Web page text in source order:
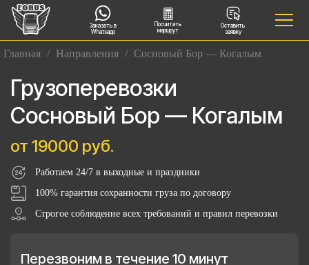
Заказать в
Whatsapp
Посчитать
маршрут
Оставить
заявку
Главная / Направления / Сосновый Бор — Когалым
Грузоперевозки
Сосновый Бор — Когалым
от 19000 руб.
Работаем 24/7 в выходные и праздники
100% гарантия сохранности груза по договору
Строгое соблюдение всех требований и правил перевозки
Перезвоним в течение 10 минут